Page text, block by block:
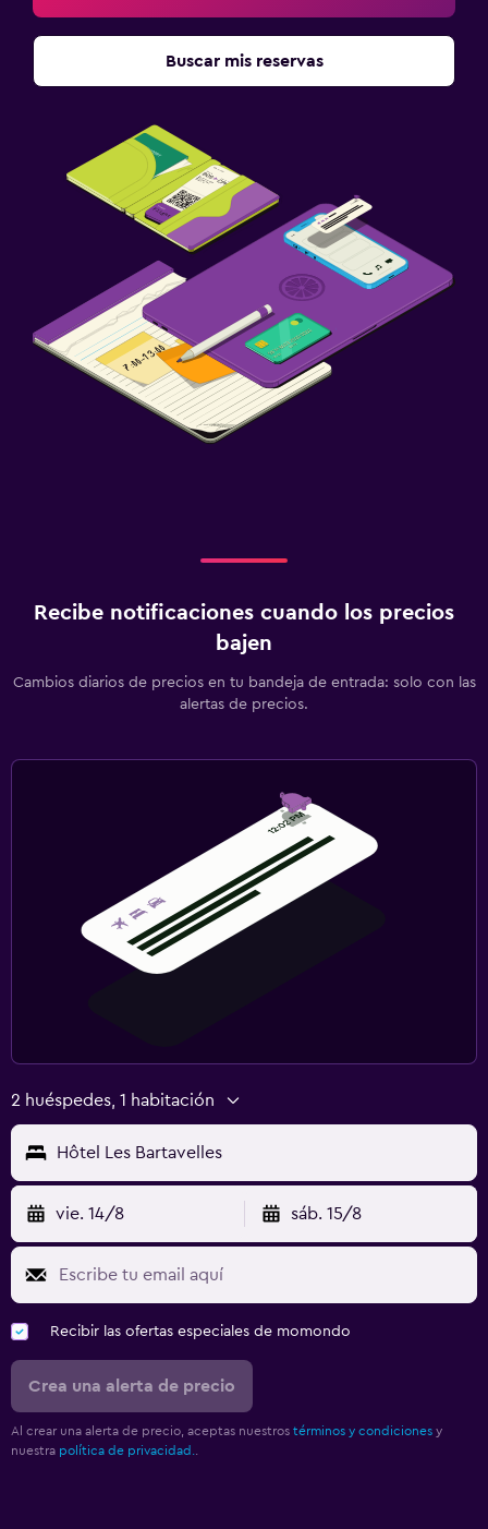
Buscar mis reservas
Recibe notificaciones cuando los precios
bajen
Cambios diarios de precios en tu bandeja de entrada: solo con las
alertas de precios.
2 huéspedes, 1 habitación
Hôtel Les Bartavelles
vie. 14/8 sáb. 15/8
Recibir las ofertas especiales de momondo
Crea una alerta de precio
Al crear una alerta de precio, aceptas nuestros términos y condiciones y
nuestra política de privacidad.